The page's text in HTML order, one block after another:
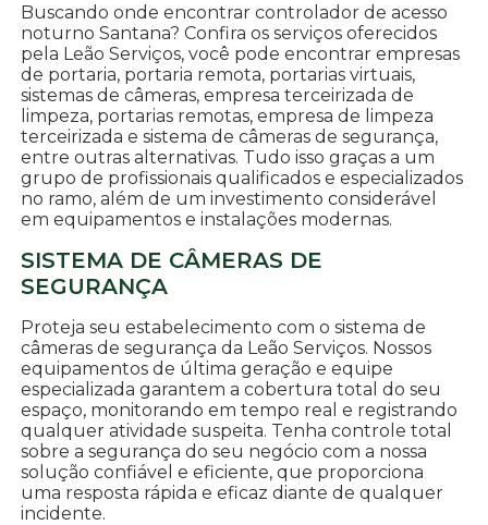
Buscando onde encontrar controlador de acesso
noturno Santana? Confira os serviços oferecidos
pela Leão Serviços, você pode encontrar empresas
de portaria, portaria remota, portarias virtuais,
sistemas de câmeras, empresa terceirizada de
limpeza, portarias remotas, empresa de limpeza
terceirizada e sistema de câmeras de segurança,
entre outras alternativas. Tudo isso graças a um
grupo de profissionais qualificados e especializados
no ramo, além de um investimento considerável
em equipamentos e instalações modernas.
SISTEMA DE CÂMERAS DE
SEGURANÇA
Proteja seu estabelecimento com o sistema de
câmeras de segurança da Leão Serviços. Nossos
equipamentos de última geração e equipe
especializada garantem a cobertura total do seu
espaço, monitorando em tempo real e registrando
qualquer atividade suspeita. Tenha controle total
sobre a segurança do seu negócio com a nossa
solução confiável e eficiente, que proporciona
uma resposta rápida e eficaz diante de qualquer
incidente.